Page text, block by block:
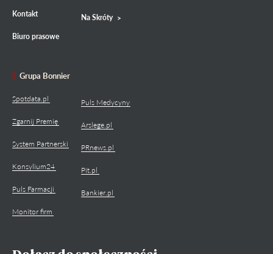
Kontakt
Biuro prasowe
Na Skróty
Grupa Bonnier
Spotdata.pl
Zgarnij Premię
System Partnerski
Konsylium24
Puls Farmacji
Monitor firm
Puls Medycyny
Arslege.pl
PRnews.pl
Pit.pl
Bankier.pl